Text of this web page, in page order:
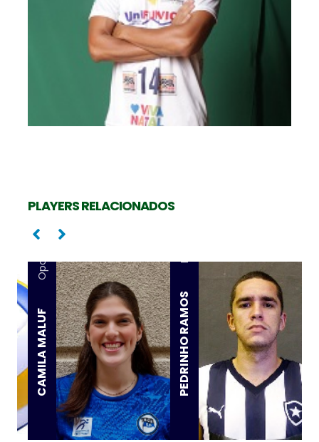
PLAYERS RELACIONADOS
CAMILA MALUF
Oposta
PEDRINHO RAMOS